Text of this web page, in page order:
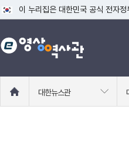
이 누리집은 대한민국 공식 전자
공식 누리집 주소 확인하기
go.kr 주소를 사용하는 누리집은
로
대한뉴스관